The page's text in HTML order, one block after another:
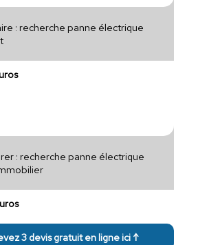
: recherche panne électrique
: recherche panne électrique
3 devis gratuit en ligne ici ↑